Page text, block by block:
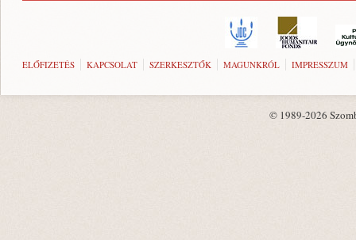
ELŐFIZETÉS KAPCSOLAT SZERKESZTŐK MAGUNKRÓL IMPRESSZUM
© 1989-2026